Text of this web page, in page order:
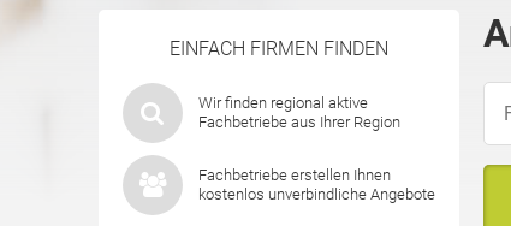
EINFACH FIRMEN FINDEN
Wir finden regional aktive
Fachbetriebe aus Ihrer Region
Fachbetriebe erstellen Ihnen
kostenlos unverbindliche Angebote